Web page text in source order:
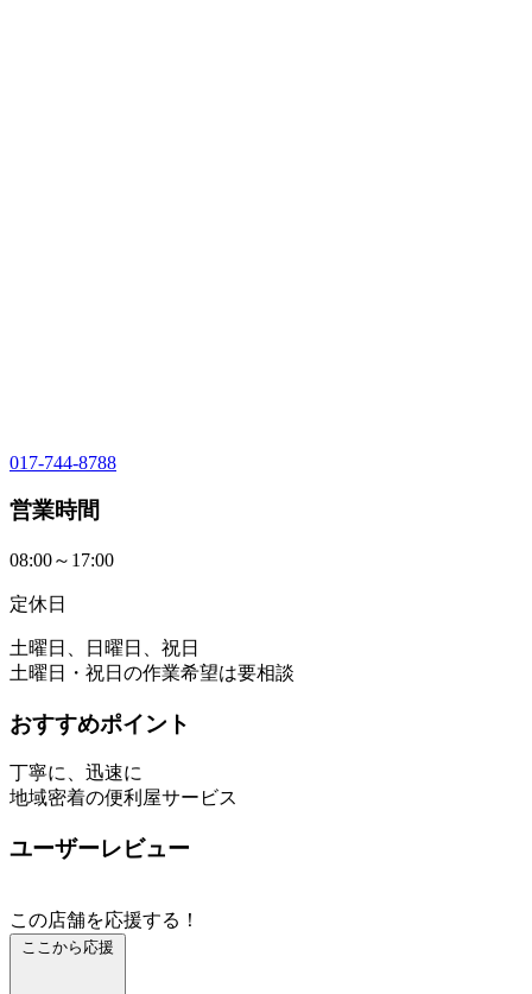
017-744-8788
営業時間
08:00～17:00
定休日
土曜日、日曜日、祝日
土曜日・祝日の作業希望は要相談
おすすめポイント
丁寧に、迅速に
地域密着の便利屋サービス
ユーザーレビュー
この店舗を応援する！
ここから応援